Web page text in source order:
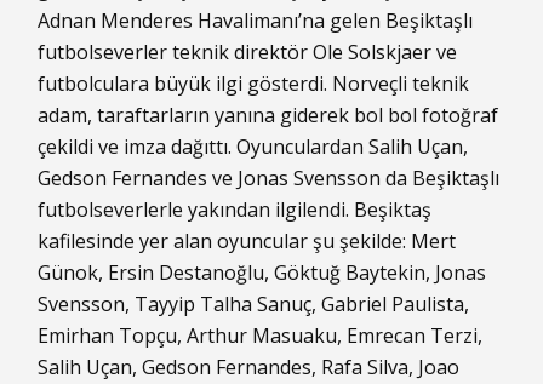
Adnan Menderes Havalimanı’na gelen Beşiktaşlı
futbolseverler teknik direktör Ole Solskjaer ve
futbolculara büyük ilgi gösterdi. Norveçli teknik
adam, taraftarların yanına giderek bol bol fotoğraf
çekildi ve imza dağıttı. Oyunculardan Salih Uçan,
Gedson Fernandes ve Jonas Svensson da Beşiktaşlı
futbolseverlerle yakından ilgilendi. Beşiktaş
kafilesinde yer alan oyuncular şu şekilde: Mert
Günok, Ersin Destanoğlu, Göktuğ Baytekin, Jonas
Svensson, Tayyip Talha Sanuç, Gabriel Paulista,
Emirhan Topçu, Arthur Masuaku, Emrecan Terzi,
Salih Uçan, Gedson Fernandes, Rafa Silva, Joao